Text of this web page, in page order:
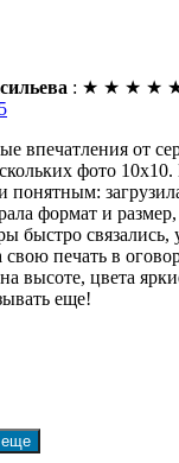
: ★ ★ ★ ★
впечатления от
фото 10х10.
понятным:
формат и
быстро связались,
печать в
высоте, цвета
еще!
еще